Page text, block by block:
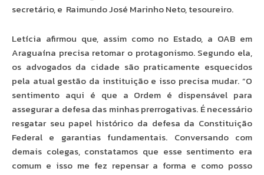
secretário, e Raimundo José Marinho Neto, tesoureiro.
Letícia afirmou que, assim como no Estado, a OAB em
Araguaína precisa retomar o protagonismo. Segundo ela,
os advogados da cidade são praticamente esquecidos
pela atual gestão da instituição e isso precisa mudar. “O
sentimento aqui é que a Ordem é dispensável para
assegurar a defesa das minhas prerrogativas. É necessário
resgatar seu papel histórico da defesa da Constituição
Federal e garantias fundamentais. Conversando com
demais colegas, constatamos que esse sentimento era
comum e isso me fez repensar a forma e como posso